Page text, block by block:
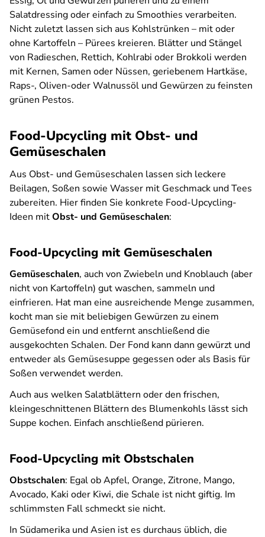
Salatdressing oder einfach zu Smoothies verarbeiten.
Nicht zuletzt lassen sich aus Kohlstrünken – mit oder
ohne Kartoffeln – Pürees kreieren. Blätter und Stängel
von Radieschen, Rettich, Kohlrabi oder Brokkoli werden
mit Kernen, Samen oder Nüssen, geriebenem Hartkäse,
Raps-, Oliven-oder Walnussöl und Gewürzen zu feinsten
grünen Pestos.
Food-Upcycling mit Obst- und
Gemüseschalen
Aus Obst- und Gemüseschalen lassen sich leckere
Beilagen, Soßen sowie Wasser mit Geschmack und Tees
zubereiten. Hier finden Sie konkrete Food-Upcycling-
Ideen mitObst- und Gemüseschalen:
Food-Upcycling mit Gemüseschalen
Gemüseschalen, auch von Zwiebeln und Knoblauch (aber
nicht von Kartoffeln) gut waschen, sammeln und
einfrieren. Hat man eine ausreichende Menge zusammen,
kocht man sie mit beliebigen Gewürzen zu einem
Gemüsefond ein und entfernt anschließend die
ausgekochten Schalen. Der Fond kann dann gewürzt und
entweder als Gemüsesuppe gegessen oder als Basis für
Soßen verwendet werden.
Auch aus welken Salatblättern oder den frischen,
kleingeschnittenen Blättern des Blumenkohls lässt sich
Suppe kochen. Einfach anschließend pürieren.
Food-Upcycling mit Obstschalen
Obstschalen: Egal ob Apfel, Orange, Zitrone, Mango,
Avocado, Kaki oder Kiwi, die Schale ist nicht giftig. Im
schlimmsten Fall schmeckt sie nicht.
In Südamerika und Asien ist es durchaus üblich, die